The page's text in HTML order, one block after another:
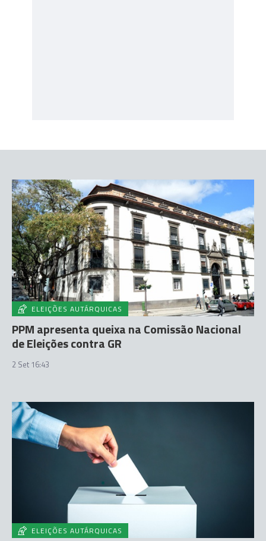
ELEIÇÕES AUTÁRQUICAS
PPM apresenta queixa na Comissão Nacional
de Eleições contra GR
2 Set 16:43
ELEIÇÕES AUTÁRQUICAS